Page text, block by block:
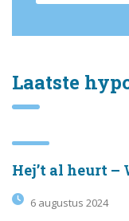
Laatste
Hej’t al heurt –
6 augustus 2024